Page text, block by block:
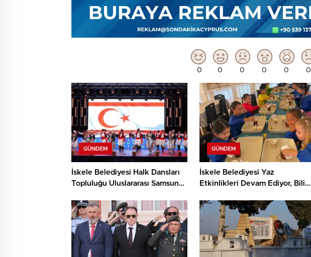
0 0 0 0 0 0
GÜNDEM
İskele Belediyesi Halk Dansları
Topluluğu Uluslararası Samsun
KKTC’yi Gururla Temsil Ediyor
GÜNDEM
İskele Belediyesi Yaz
Etkinlikleri Devam Ediyor, Bilim
Çocuklar Öne Çıktı